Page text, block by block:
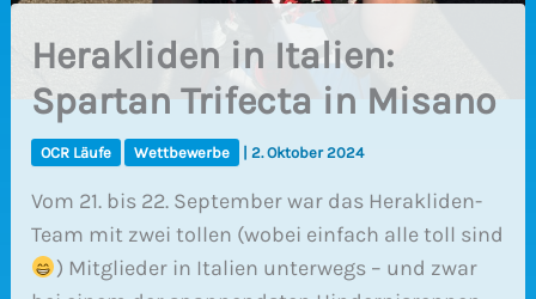
Herakliden in Italien:
Spartan Trifecta in Misano
OCR Läufe Wettbewerbe |2. Oktober 2024
Vom 21. bis 22. September war das Herakliden-
Team mit zwei tollen (wobei einfach alle toll sind
) Mitglieder in Italien unterwegs – und zwar